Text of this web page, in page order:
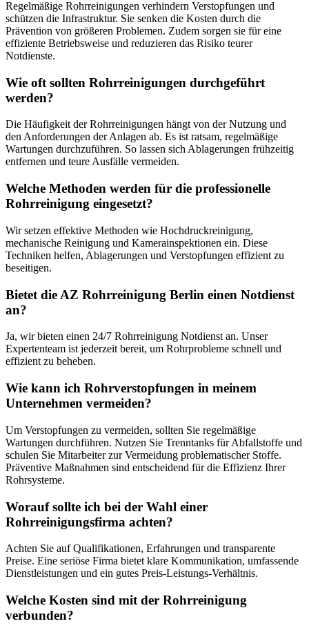
Regelmäßige Rohrreinigungen verhindern Verstopfungen und
schützen die Infrastruktur. Sie senken die Kosten durch die
Prävention von größeren Problemen. Zudem sorgen sie für eine
effiziente Betriebsweise und reduzieren das Risiko teurer
Notdienste.
Wie oft sollten Rohrreinigungen durchgeführt
werden?
Die Häufigkeit der Rohrreinigungen hängt von der Nutzung und
den Anforderungen der Anlagen ab. Es ist ratsam, regelmäßige
Wartungen durchzuführen. So lassen sich Ablagerungen frühzeitig
entfernen und teure Ausfälle vermeiden.
Welche Methoden werden für die professionelle
Rohrreinigung eingesetzt?
Wir setzen effektive Methoden wie Hochdruckreinigung,
mechanische Reinigung und Kamerainspektionen ein. Diese
Techniken helfen, Ablagerungen und Verstopfungen effizient zu
beseitigen.
Bietet die AZ Rohrreinigung Berlin einen Notdienst
an?
Ja, wir bieten einen 24/7 Rohrreinigung Notdienst an. Unser
Expertenteam ist jederzeit bereit, um Rohrprobleme schnell und
effizient zu beheben.
Wie kann ich Rohrverstopfungen in meinem
Unternehmen vermeiden?
Um Verstopfungen zu vermeiden, sollten Sie regelmäßige
Wartungen durchführen. Nutzen Sie Trenntanks für Abfallstoffe und
schulen Sie Mitarbeiter zur Vermeidung problematischer Stoffe.
Präventive Maßnahmen sind entscheidend für die Effizienz Ihrer
Rohrsysteme.
Worauf sollte ich bei der Wahl einer
Rohrreinigungsfirma achten?
Achten Sie auf Qualifikationen, Erfahrungen und transparente
Preise. Eine seriöse Firma bietet klare Kommunikation, umfassende
Dienstleistungen und ein gutes Preis-Leistungs-Verhältnis.
Welche Kosten sind mit der Rohrreinigung
verbunden?